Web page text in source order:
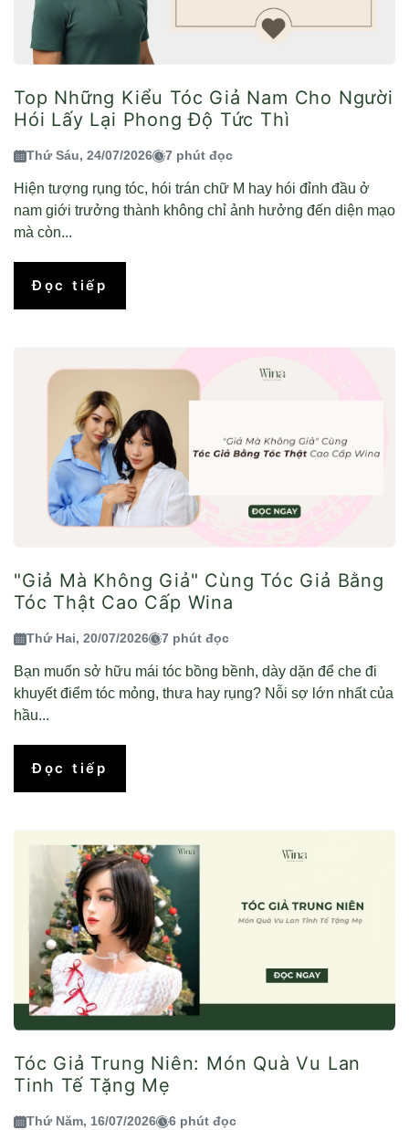
Top Những Kiểu Tóc Giả Nam Cho Người
Hói Lấy Lại Phong Độ Tức Thì
Thứ Sáu, 24/07/2026 7 phút đọc
Hiện tượng rụng tóc, hói trán chữ M hay hói đỉnh đầu ở
nam giới trưởng thành không chỉ ảnh hưởng đến diện mạo
mà còn...
Đọc tiếp
"Giả Mà Không Giả" Cùng Tóc Giả Bằng
Tóc Thật Cao Cấp Wina
Thứ Hai, 20/07/2026 7 phút đọc
Bạn muốn sở hữu mái tóc bồng bềnh, dày dặn để che đi
khuyết điểm tóc mỏng, thưa hay rụng? Nỗi sợ lớn nhất của
hầu...
Đọc tiếp
Tóc Giả Trung Niên: Món Quà Vu Lan
Tinh Tế Tặng Mẹ
Thứ Năm, 16/07/2026 6 phút đọc